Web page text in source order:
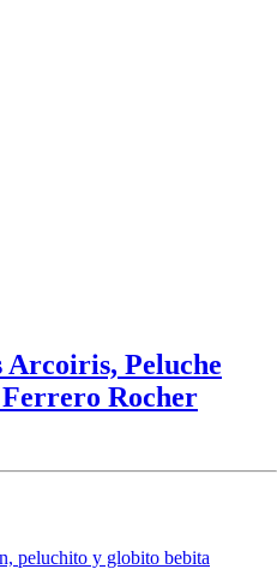
Arcoiris, Peluche
Ferrero Rocher